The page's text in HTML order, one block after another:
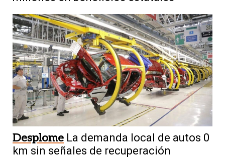
Desplome La demanda local de autos 0
km sin señales de recuperación